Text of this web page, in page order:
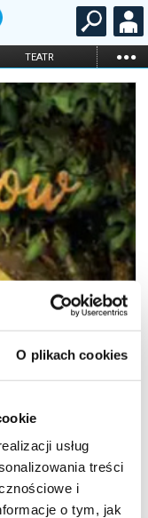
O plikach cookies
usług
treści
i
o tym, jak
TEATR ...
STAND-UP
KARNETY